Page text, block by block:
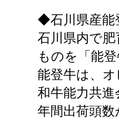
◆石川県産能
石川県内で
ものを「能
能登牛は、
和牛能力共進
年間出荷頭